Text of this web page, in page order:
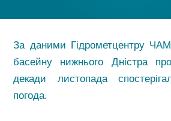
За даними Гідрометцентру ЧАМ
басейну нижнього Дністра
декади листопада
погода.